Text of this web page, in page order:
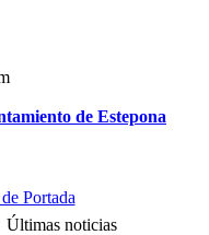
de Estepona
Portada
Últimas noticias